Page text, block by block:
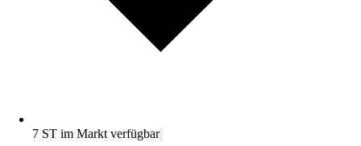
7 ST im Markt verfügbar